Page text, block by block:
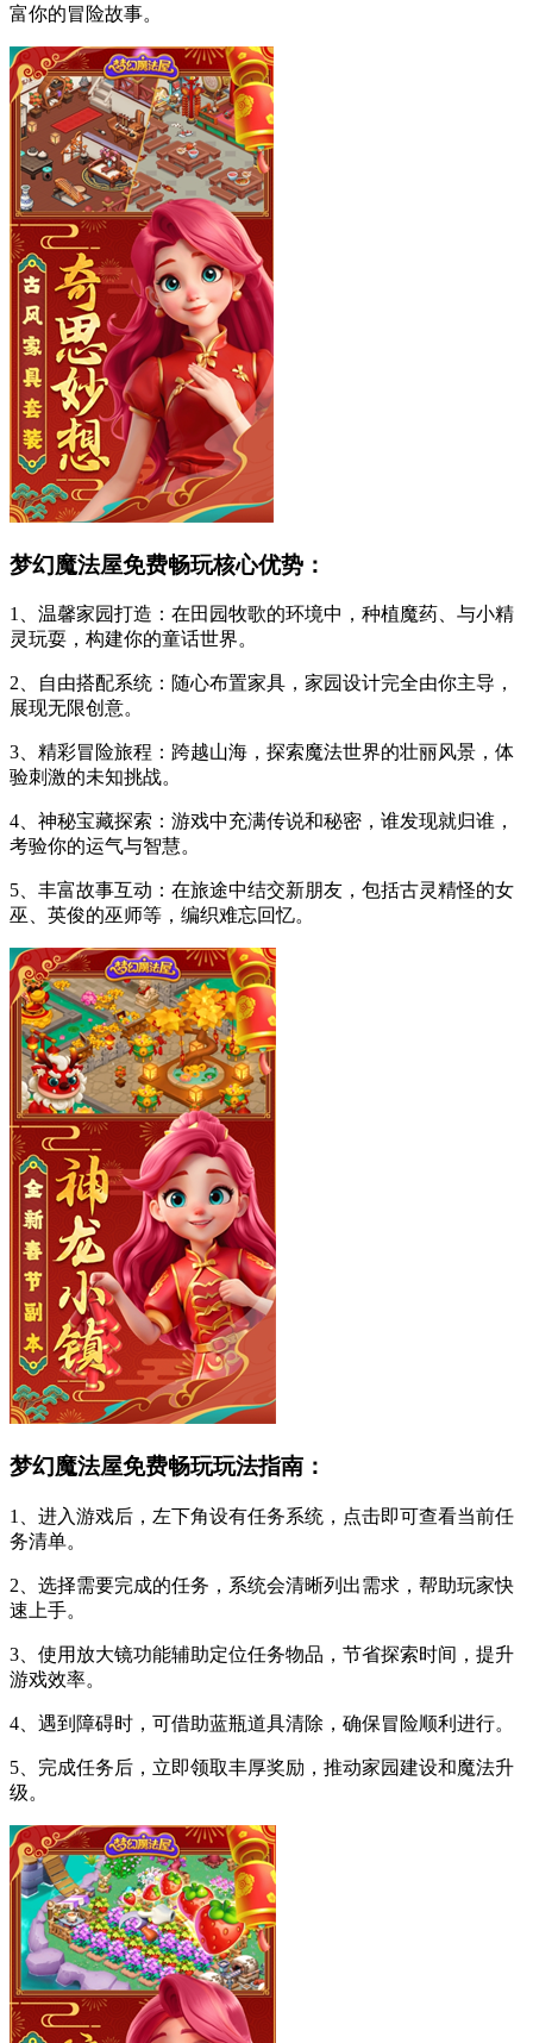
富你的冒险故事。
梦幻魔法屋免费畅玩核心优势：
1、温馨家园打造：在田园牧歌的环境中，种植魔药、与小精
灵玩耍，构建你的童话世界。
2、自由搭配系统：随心布置家具，家园设计完全由你主导，
展现无限创意。
3、精彩冒险旅程：跨越山海，探索魔法世界的壮丽风景，体
验刺激的未知挑战。
4、神秘宝藏探索：游戏中充满传说和秘密，谁发现就归谁，
考验你的运气与智慧。
5、丰富故事互动：在旅途中结交新朋友，包括古灵精怪的女
巫、英俊的巫师等，编织难忘回忆。
梦幻魔法屋免费畅玩玩法指南：
1、进入游戏后，左下角设有任务系统，点击即可查看当前任
务清单。
2、选择需要完成的任务，系统会清晰列出需求，帮助玩家快
速上手。
3、使用放大镜功能辅助定位任务物品，节省探索时间，提升
游戏效率。
4、遇到障碍时，可借助蓝瓶道具清除，确保冒险顺利进行。
5、完成任务后，立即领取丰厚奖励，推动家园建设和魔法升
级。